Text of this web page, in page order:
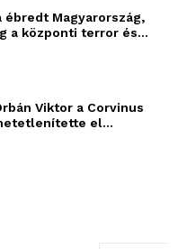
ébredt Magyarország,
a központi terror és...
Viktor a Corvinus
el...